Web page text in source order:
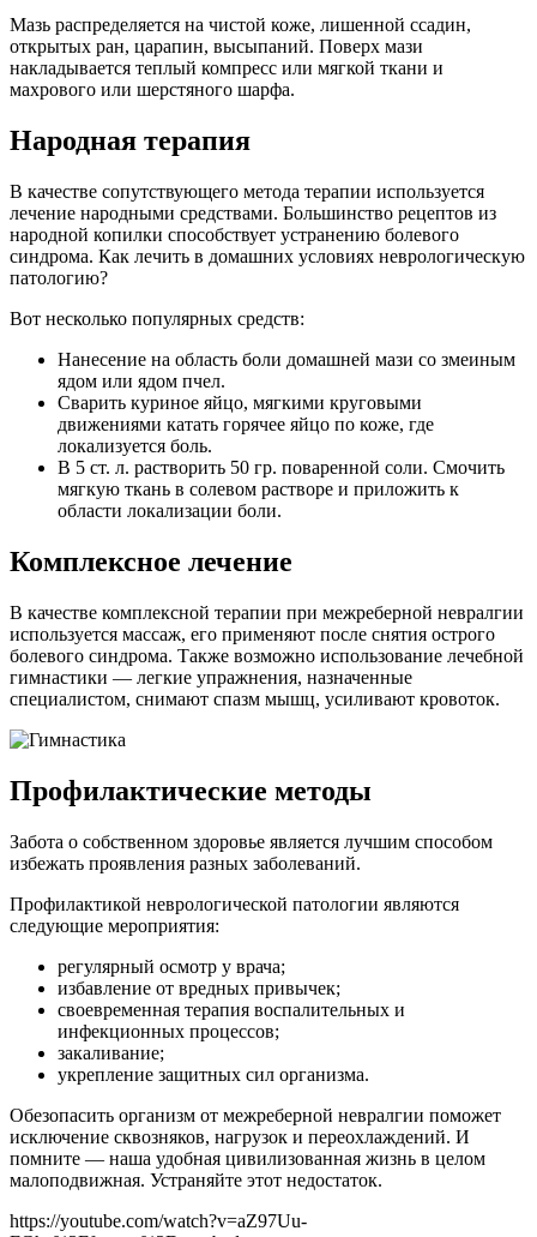
Мазь распределяется на чистой коже, лишенной ссадин,
открытых ран, царапин, высыпаний. Поверх мази
накладывается теплый компресс или мягкой ткани и
махрового или шерстяного шарфа.
Народная терапия
В качестве сопутствующего метода терапии используется
лечение народными средствами. Большинство рецептов из
народной копилки способствует устранению болевого
синдрома. Как лечить в домашних условиях неврологическую
патологию?
Вот несколько популярных средств:
Нанесение на область боли домашней мази со змеиным
ядом или ядом пчел.
Сварить куриное яйцо, мягкими круговыми
движениями катать горячее яйцо по коже, где
локализуется боль.
В 5 ст. л. растворить 50 гр. поваренной соли. Смочить
мягкую ткань в солевом растворе и приложить к
области локализации боли.
Комплексное лечение
В качестве комплексной терапии при межреберной невралгии
используется массаж, его применяют после снятия острого
болевого синдрома. Также возможно использование лечебной
гимнастики — легкие упражнения, назначенные
специалистом, снимают спазм мышц, усиливают кровоток.
Профилактические методы
Забота о собственном здоровье является лучшим способом
избежать проявления разных заболеваний.
Профилактикой неврологической патологии являются
следующие мероприятия:
регулярный осмотр у врача;
избавление от вредных привычек;
своевременная терапия воспалительных и
инфекционных процессов;
закаливание;
укрепление защитных сил организма.
Обезопасить организм от межреберной невралгии поможет
исключение сквозняков, нагрузок и переохлаждений. И
помните — наша удобная цивилизованная жизнь в целом
малоподвижная. Устраняйте этот недостаток.
https://youtube.com/watch?v=aZ97Uu-